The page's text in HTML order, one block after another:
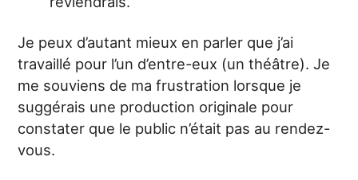
Je peux d’autant mieux en parler que j’ai
travaillé pour l’un d’entre-eux (un théâtre). Je
me souviens de ma frustration lorsque je
suggérais une production originale pour
constater que le public n’était pas au rendez-
vous.